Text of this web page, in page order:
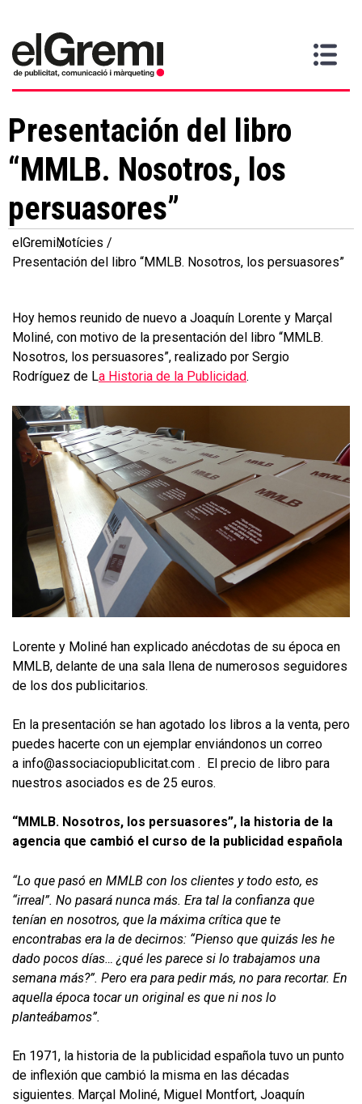
Inici
Gremi
>
Serveis
Contacta
Presentación del libro
“MMLB. Nosotros, los
persuasores”
elGremiNotícies
Presentación del libro “MMLB. Nosotros, los persuasores”
Hoy hemos reunido de nuevo a Joaquín Lorente y Marçal
Moliné, con motivo de la presentación del libro “MMLB.
Nosotros, los persuasores”, realizado por Sergio
Rodríguez de La Historia de la Publicidad.
Lorente y Moliné han explicado anécdotas de su época en
MMLB, delante de una sala llena de numerosos seguidores
de los dos publicitarios.
En la presentación se han agotado los libros a la venta, pero
puedes hacerte con un ejemplar enviándonos un correo
a info@associaciopublicitat.com . El precio de libro para
nuestros asociados es de 25 euros.
“MMLB. Nosotros, los persuasores”, la historia de la
agencia que cambió el curso de la publicidad española
“Lo que pasó en MMLB con los clientes y todo esto, es
“irreal”. No pasará nunca más. Era tal la confianza que
tenían en nosotros, que la máxima crítica que te
encontrabas era la de decirnos: “Pienso que quizás les he
dado pocos días… ¿qué les parece si lo trabajamos una
semana más?”. Pero era para pedir más, no para recortar. En
aquella época tocar un original es que ni nos lo
planteábamos”.
En 1971, la historia de la publicidad española tuvo un punto
de inflexión que cambió la misma en las décadas
siguientes. Marçal Moliné, Miguel Montfort, Joaquín